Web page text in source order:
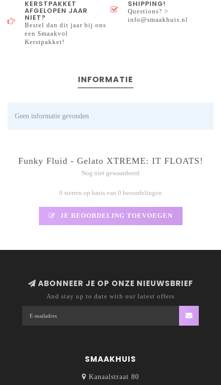
KERSTPAKKET
AFGELOPEN JAAR
NIET?
Bestel dan dit jaar bij ons
een Smaakvol
Kerstpakket!
SHIPPING!
Questions? >
info@smaakhuis.nl
INFORMATIE
Geen informatie gevonden
Funky Fluid - Gelato XTREME: IT FLOATS!
Nog niet gewaardeerd
0 sterren op basis van 0 beoordelingen
JE BEOORDELING TOEVOEGEN
ABONNEER JE OP ONZE NIEUWSBRIEF
And stay up to date with our latest offers
SMAAKHUIS
Kanaalstraat 80